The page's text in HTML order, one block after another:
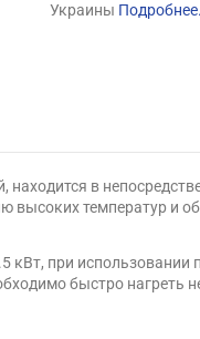
Украины
в
высоких температур и
кВт, при использовании
быстро нагреть